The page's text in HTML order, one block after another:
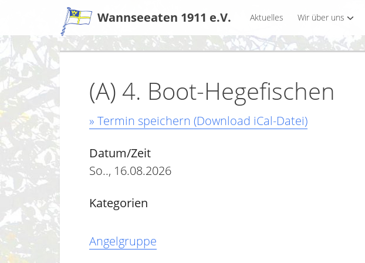
Wannseeaten 1911 e.V. Aktuelles Wir über uns
(A) 4. Boot-Hegefischen
» Termin speichern (Download iCal-Datei)
Datum/Zeit
So.., 16.08.2026
Kategorien
Angelgruppe